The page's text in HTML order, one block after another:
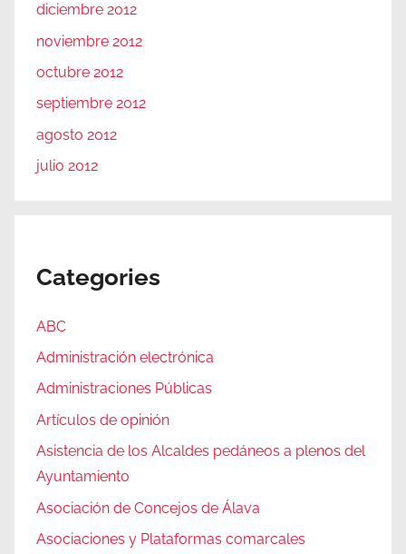
diciembre 2012
noviembre 2012
octubre 2012
septiembre 2012
agosto 2012
julio 2012
Categories
ABC
Administración electrónica
Administraciones Públicas
Artículos de opinión
Asistencia de los Alcaldes pedáneos a plenos del
Ayuntamiento
Asociación de Concejos de Álava
Asociaciones y Plataformas comarcales